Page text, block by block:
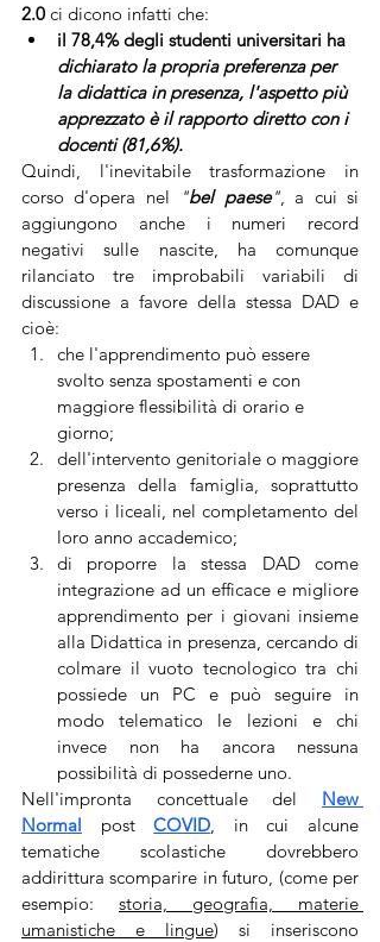
2.0 ci dicono infatti che:
il 78,4% degli studenti universitari ha
dichiarato la propria preferenza per
la didattica in presenza, l'aspetto più
apprezzato è il rapporto diretto con i
docenti (81,6%).
Quindi, l'inevitabile trasformazione in
corso d'opera nel
"bel paese", a cui si
aggiungono anche i numeri record
negativi sulle nascite, ha comunque
rilanciato tre improbabili variabili di
discussione a favore della stessa DAD e
cioè:
che l'apprendimento può essere
svolto senza spostamenti e con
maggiore flessibilità di orario e
giorno;
dell'intervento genitoriale o maggiore
presenza della famiglia, soprattutto
verso i liceali, nel completamento del
loro anno accademico;
di proporre la stessa DAD come
integrazione ad un efficace e migliore
apprendimento per i giovani insieme
alla Didattica in presenza, cercando di
colmare il vuoto tecnologico tra chi
possiede un PC e può seguire in
modo telematico le lezioni e chi
invece non ha ancora nessuna
possibilità di possederne uno.
Nell'impronta concettuale del New
Normal
post COVID, in cui alcune
tematiche scolastiche dovrebbero
addirittura scomparire in futuro, (come per
esempio: storia, geografia, materie
umanistiche e lingue) si inseriscono